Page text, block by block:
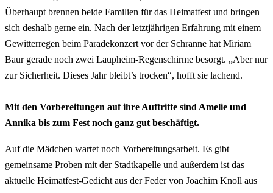
Überhaupt brennen beide Familien für das Heimatfest und bringen
sich deshalb gerne ein. Nach der letztjährigen Erfahrung mit einem
Gewitterregen beim Paradekonzert vor der Schranne hat Miriam
Baur gerade noch zwei Laupheim-Regenschirme besorgt. „Aber nur
zur Sicherheit. Dieses Jahr bleibt’s trocken“, hofft sie lachend.
Mit den Vorbereitungen auf ihre Auftritte sind Amelie und
Annika bis zum Fest noch ganz gut beschäftigt.
Auf die Mädchen wartet noch Vorbereitungsarbeit. Es gibt
gemeinsame Proben mit der Stadtkapelle und außerdem ist das
aktuelle Heimatfest-Gedicht aus der Feder von Joachim Knoll aus